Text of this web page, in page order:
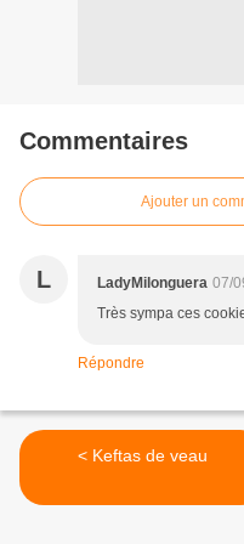
Commentaires
Ajouter un
L LadyMilonguera 07/
Très sympa ces
Répondre
< Keftas de veau